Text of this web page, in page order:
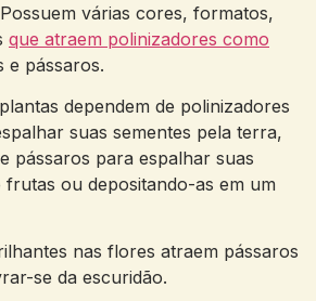
várias cores, formatos,
que atraem polinizadores como
e pássaros.
dependem de polinizadores
suas sementes pela terra,
pássaros para espalhar suas
frutas ou depositando-as em um
nas flores atraem pássaros
se da escuridão.